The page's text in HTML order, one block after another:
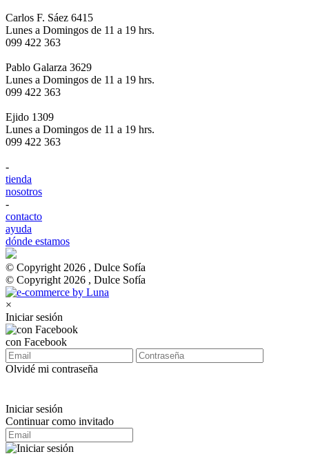
Carlos F. Sáez 6415
Lunes a Domingos de 11 a 19 hrs.
099 422 363
Pablo Galarza 3629
Lunes a Domingos de 11 a 19 hrs.
099 422 363
Ejido 1309
Lunes a Domingos de 11 a 19 hrs.
099 422 363
-
tienda
nosotros
-
contacto
ayuda
dónde estamos
© Copyright 2026 , Dulce Sofía
© Copyright 2026 , Dulce Sofía
×
Iniciar sesión
con Facebook
Olvidé mi contraseña
Iniciar sesión
Continuar como invitado